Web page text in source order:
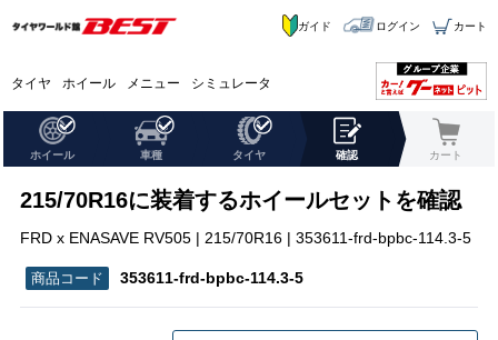
タイヤ ホイール メニュー シミュレータ
ガイド ログイン カート
ホイール 車種 タイヤ 確認 カート
215/70R16に装着するホイールセットを確認
FRD x ENASAVE RV505 | 215/70R16 | 353611-frd-bpbc-114.3-5
353611-frd-bpbc-114.3-5